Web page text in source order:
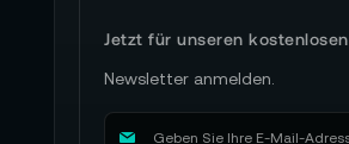
Jetzt für unseren kostenlosen
Newsletter anmelden.
M